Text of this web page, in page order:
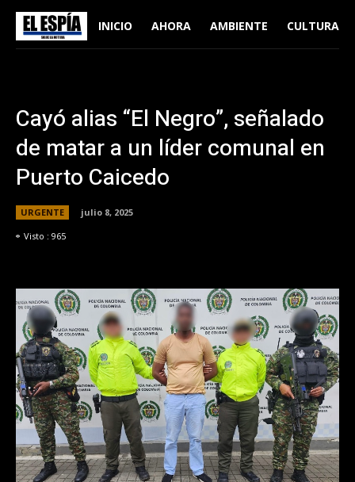
INICIO AHORA AMBIENTE CULTURA
Cayó alias “El Negro”, señalado
de matar a un líder comunal en
Puerto Caicedo
URGENTE
julio 8, 2025
Visto : 965